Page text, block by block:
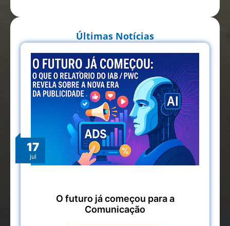
Últimas Notícias
17
jul
O futuro já começou para a
Comunicação